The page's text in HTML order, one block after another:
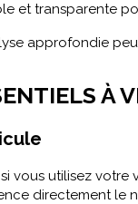
et transparente
approfondie
À
vous utilisez
directement